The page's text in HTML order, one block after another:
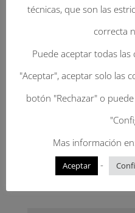
Tu dirección de
técnicas, que son las
correcta
Puede aceptar todas
"Aceptar", aceptar solo las
botón "Rechazar" o
Mas información
Aceptar -